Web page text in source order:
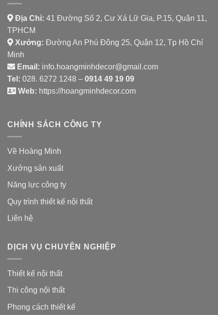
Địa Chỉ: 41 Đường Số 2, Cư Xá Lữ Gia, P.15, Quận 11,
TPHCM
Xưởng: Đường An Phú Đông 25, Quận 12, Tp Hồ Chí
Minh
Email: info.hoangminhdecor@gmail.com
Tel: 028. 6272 1248 – 0914 49 19 09
Web: https://hoangminhdecor.com
CHÍNH SÁCH CÔNG TY
Về Hoàng Minh
Xưởng sản xuất
Năng lực công ty
Quy trình thiết kế nội thất
Liên hệ
DỊCH VỤ CHUYÊN NGHIỆP
Thiết kế nội thất
Thi công nội thất
Phong cách thiết kế